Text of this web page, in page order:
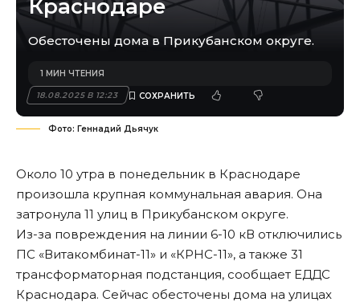
Краснодаре
Обесточены дома в Прикубанском округе.
18.08.2025 В 12:23
1 МИН ЧТЕНИЯ
Фото: Геннадий Дьячук
Около 10 утра в понедельник в Краснодаре
произошла крупная коммунальная авария. Она
затронула 11 улиц в Прикубанском округе.
Из-за повреждения на линии 6-10 кВ отключились
ПС «Витакомбинат-11» и «КРНС-11», а также 31
трансформаторная подстанция, сообщает ЕДДС
Краснодара. Сейчас обесточены дома на улицах